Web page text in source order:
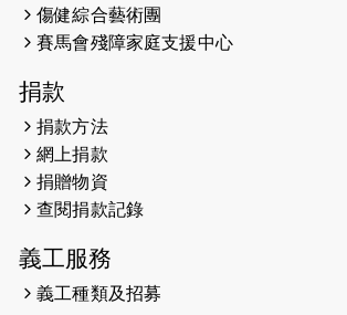
2026-05-07
開始）
2026-04-30
2026-04-25
2026-04-24
2026-04-23
傷健綜合藝術團
賽馬會殘障家庭支援中心
捐款
捐款方法
網上捐款
捐贈物資
查閱捐款記錄
義工服務
義工種類及招募